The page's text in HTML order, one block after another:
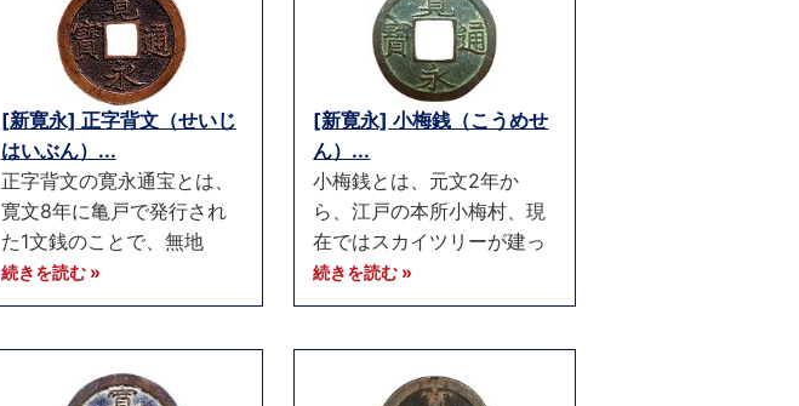
[新寛永] 正字背文（せいじ
はいぶん）...
正字背文の寛永通宝とは、
寛文8年に亀戸で発行され
た1文銭のことで、無地
続きを読む »
[新寛永] 小梅銭（こうめせ
ん）...
小梅銭とは、元文2年か
ら、江戸の本所小梅村、現
在ではスカイツリーが建っ
続きを読む »